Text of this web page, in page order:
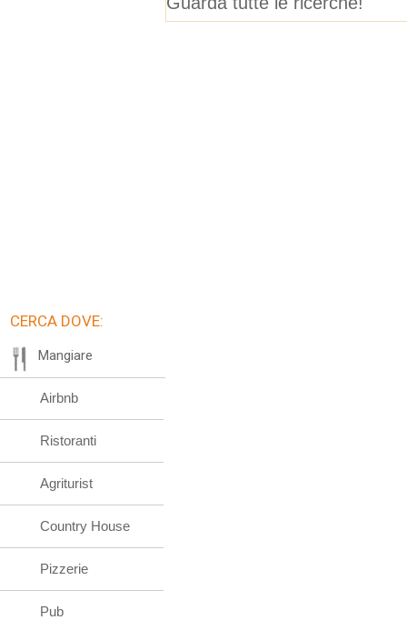
CERCA DOVE:
Mangiare
Airbnb
Ristoranti
Agriturist
Country House
Pizzerie
Pub